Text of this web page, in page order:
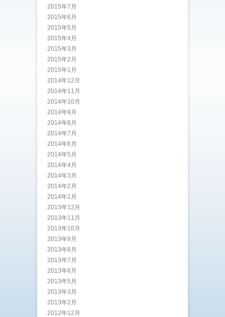
2015年7月
2015年6月
2015年5月
2015年4月
2015年3月
2015年2月
2015年1月
2014年12月
2014年11月
2014年10月
2014年9月
2014年8月
2014年7月
2014年6月
2014年5月
2014年4月
2014年3月
2014年2月
2014年1月
2013年12月
2013年11月
2013年10月
2013年9月
2013年8月
2013年7月
2013年6月
2013年5月
2013年3月
2013年2月
2012年12月